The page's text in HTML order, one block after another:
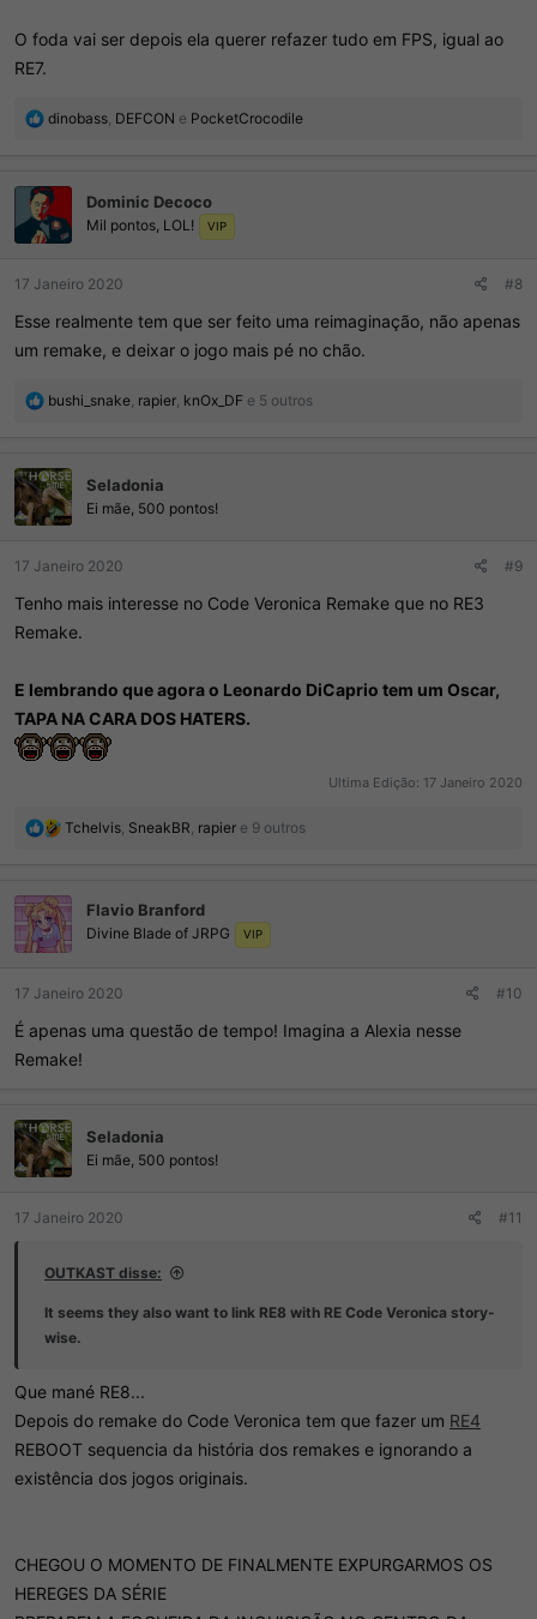
O foda vai ser depois ela querer refazer tudo em FPS, igual ao
RE7.
R
ç
õ
e
s
dinobass, DEFCON e PocketCrocodile
Dominic Decoco
Mil pontos, LOL! VIP
17 Janeiro 2020 #8
Esse realmente tem que ser feito uma reimaginação, não apenas
um remake, e deixar o jogo mais pé no chão.
R
ç
õ
e
s
bushi_snake, rapier, knOx_DF e 5 outros
Seladonia
Ei mãe, 500 pontos!
17 Janeiro 2020 #9
Tenho mais interesse no Code Veronica Remake que no RE3
Remake.
E lembrando que agora o Leonardo DiCaprio tem um Oscar,
TAPA NA CARA DOS HATERS.
Ultima Edição: 17 Janeiro 2020
R
õ
e
s
Tchelvis SneakBR rapier e 9 outros
Flavio Branford
Divine Blade of JRPG VIP
17 Janeiro 2020 #10
É apenas uma questão de tempo! Imagina a Alexia nesse
Remake!
Seladonia
Ei mãe, 500 pontos!
17 Janeiro 2020 #11
OUTKAST disse:
It seems they also want to link RE8 with RE Code Veronica story-
wise.
Que mané RE8...
Depois do remake do Code Veronica tem que fazer um RE4
REBOOT sequencia da história dos remakes e ignorando a
existência dos jogos originais.
CHEGOU O MOMENTO DE FINALMENTE EXPURGARMOS OS
HEREGES DA SÉRIE